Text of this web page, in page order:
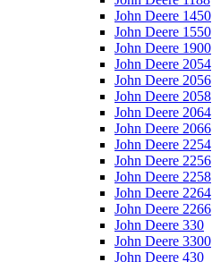
John Deere 1450
John Deere 1550
John Deere 1900
John Deere 2054
John Deere 2056
John Deere 2058
John Deere 2064
John Deere 2066
John Deere 2254
John Deere 2256
John Deere 2258
John Deere 2264
John Deere 2266
John Deere 330
John Deere 3300
John Deere 430